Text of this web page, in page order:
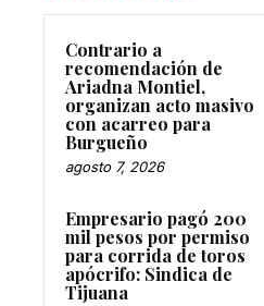
Contrario a
recomendación de
Ariadna Montiel,
organizan acto masivo
con acarreo para
Burgueño
agosto 7, 2026
Empresario pagó 200
mil pesos por permiso
para corrida de toros
apócrifo: Sindica de
Tijuana